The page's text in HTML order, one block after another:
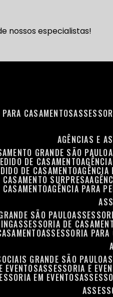
nossos especialistas!
PARA CASAMENTOS
AGÊNCIAS E
GRANDE SÃO PAULO
DE CASAMENTO
DE CASAMENTO
CASAMENTO SURPRESA
CASAMENTO AGÊNCIA PARA
SÃO PAULO
ASSESSORIA DE
ASSESSORIA
GRANDE SÃO PAULO
EVENTOS ASSESSORIA E
EM EVENTOS